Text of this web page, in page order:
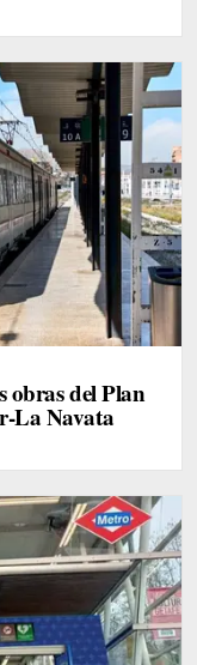
obras del Plan
La Navata